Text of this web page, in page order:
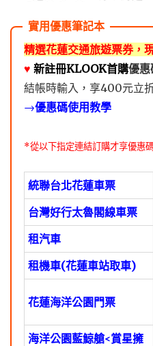
精選花蓮交通旅遊票券，
♥️ 新註冊KLOOK首購優惠
結帳時輸入，享400元立
→優惠碼使用教學
*從以下指定連結訂購才享優惠
統聯台北花蓮車票
台灣好行太魯閣線車票
租汽車
租機車(花蓮車站取車)
花蓮海洋公園門票
海洋公園藍鯨艙<賞星擁